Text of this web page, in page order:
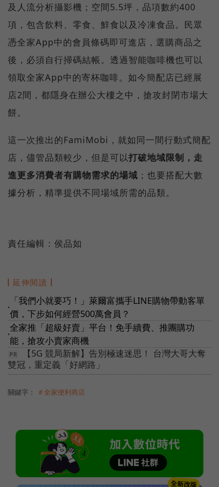
及人流分析攝影機；空間5.5坪，品項數約400
項，包含飲料、零食、鮮食以及冷凍食品。民眾
憑全家App中的會員條碼即可進店，選購商品之
後，必須自行掃碼結帳。透過智能咖啡機也可以
領取全家App中的寄杯咖啡。如今簡配店已經展
店2間，都隱身在辦公大樓之中，搶攻封閉市場大
餅。
這一次推出的FamiMobi，就如同一間行動式簡配
店，儘管品類較少，但是可以打破地域限制，走
進更多消費者有購物需求的場域 ；也要搭配大數
據分析，精準提供不同場域所需的品類。
責任編輯：侯品如
延伸閱讀
●
「我們小就要巧！」萊爾富攜手LINE購物帶動客單
價，下步如何經營500萬會員？
●
全家推「超級好賣」平台！免手續費、推團購功
能，搶攻小賣家商機
【5G 競局新解】告別極速迷思！ 台灣大哥大奪
雙冠，重定義「好網路」
關鍵字： ＃全家便利商店